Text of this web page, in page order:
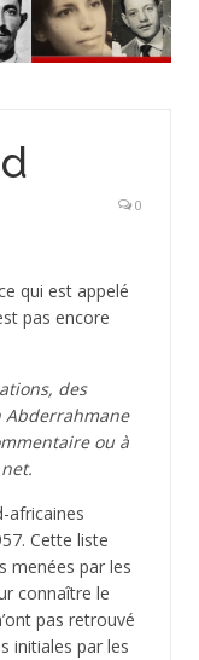
0
qui est appelé
pas encore
des
Abderrahmane
ou à
africaines
Cette liste
menées par les
connaître le
pas retrouvé
initiales par les